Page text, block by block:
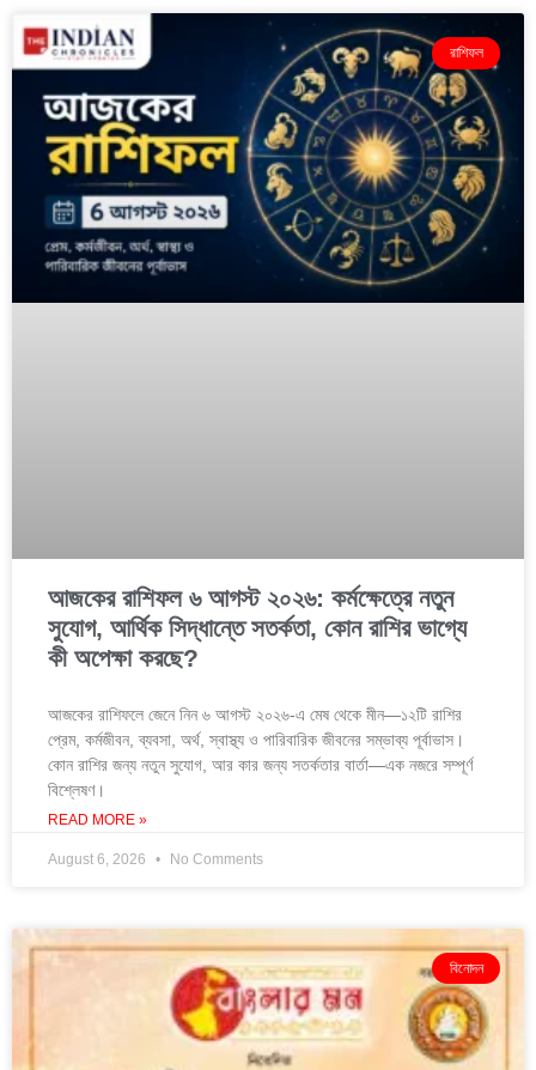
রাশিফল
আজকের রাশিফল ৬ আগস্ট ২০২৬: কর্মক্ষেত্রে নতুন
সুযোগ, আর্থিক সিদ্ধান্তে সতর্কতা, কোন রাশির ভাগ্যে
কী অপেক্ষা করছে?
আজকের রাশিফলে জেনে নিন ৬ আগস্ট ২০২৬-এ মেষ থেকে মীন—১২টি রাশির
প্রেম, কর্মজীবন, ব্যবসা, অর্থ, স্বাস্থ্য ও পারিবারিক জীবনের সম্ভাব্য পূর্বাভাস।
কোন রাশির জন্য নতুন সুযোগ, আর কার জন্য সতর্কতার বার্তা—এক নজরে সম্পূর্ণ
বিশ্লেষণ।
READ MORE »
August 6, 2026 No Comments
বিনোদন